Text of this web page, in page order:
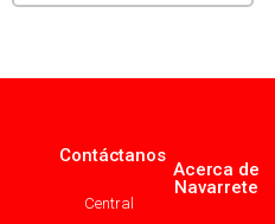
Contáctanos
Central
Acerca de
Navarrete